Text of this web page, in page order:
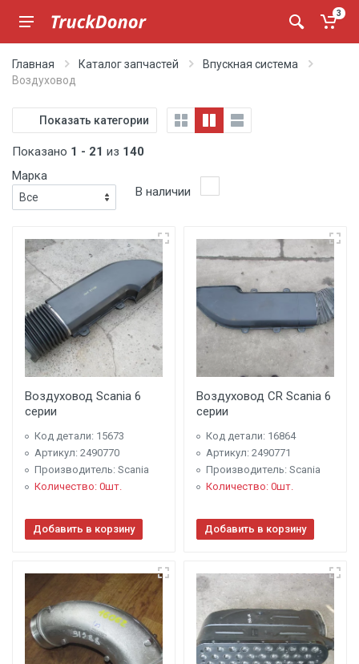
3
Главная Каталог запчастей
Впускная система
Воздуховод
Показать категории
Показано 1 - 21 из 140
Марка
В наличии
Воздуховод Scania 6
серии
Код детали: 15673
Артикул: 2490770
Производитель: Scania
Количество: 0шт.
Добавить в корзину
Воздуховод CR Scania 6
серии
Код детали: 16864
Артикул: 2490771
Производитель: Scania
Количество: 0шт.
Добавить в корзину